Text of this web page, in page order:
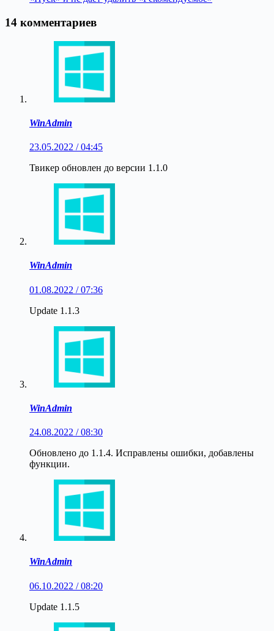
14 комментариев
WinAdmin
23.05.2022 / 04:45
Твикер обновлен до версии 1.1.0
WinAdmin
01.08.2022 / 07:36
Update 1.1.3
WinAdmin
24.08.2022 / 08:30
Обновлено до 1.1.4. Исправлены ошибки, добавлены
функции.
WinAdmin
06.10.2022 / 08:20
Update 1.1.5